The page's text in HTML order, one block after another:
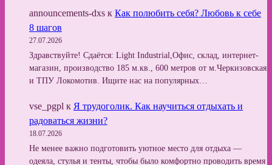
announcements-dxs к Как полюбить себя? Любовь к себе
8 шагов
27.07.2026
Здравствуйте! Сдаётся: Light Industrial,Офис, склад, интернет-
магазин, производство 185 м.кв., 600 метров от м.Черкизовская
и ТПУ Локомотив. Ищите нас на популярных…
vse_pgpl к Я трудоголик. Как научиться отдыхать и
радоваться жизни?
18.07.2026
Не менее важно подготовить уютное место для отдыха —
одеяла, стулья и тенты, чтобы было комфортно проводить время